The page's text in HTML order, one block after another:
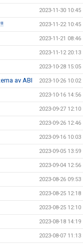
2023-11-30 10:45
2023-11-22 10:45
2023-11-21 08:46
2023-11-12 20:13
2023-10-28 15:05
av ABI 2023-10-26 10:02
2023-10-16 14:56
2023-09-27 12:10
2023-09-26 12:46
2023-09-16 10:03
2023-09-05 13:59
2023-09-04 12:56
2023-08-26 09:53
2023-08-25 12:18
2023-08-25 12:10
2023-08-18 14:19
2023-08-07 11:13